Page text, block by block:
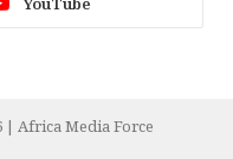
Africa Media Force